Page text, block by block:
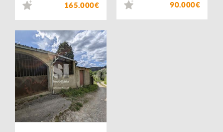
165.000€ 90.000€